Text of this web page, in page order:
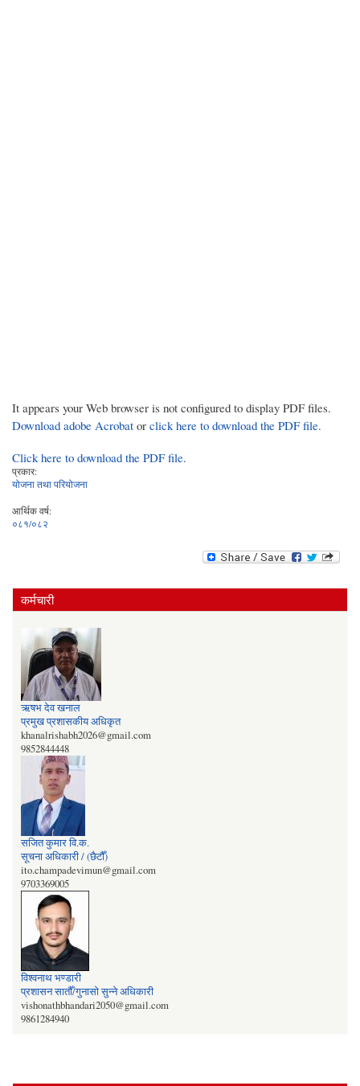
It appears your Web browser is not configured to display PDF files.
Download adobe Acrobat or click here to download the PDF file.
Click here to download the PDF file.
प्रकार:
योजना तथा परियोजना
आर्थिक वर्ष:
०८१/०८२
कर्मचारी
ऋषभ देव खनाल
प्रमुख प्रशासकीय अधिकृत
khanalrishabh2026@gmail.com
9852844448
सजित कुमार वि‍‌.क.
सूचना अधिकारी / (छैटौँ)
ito.champadevimun@gmail.com
9703369005
विश्वनाथ भण्डारी
प्रशासन सातौँ/गुनासो सुन्‍ने अधिकारी
vishonathbhandari2050@gmail.com
9861284940